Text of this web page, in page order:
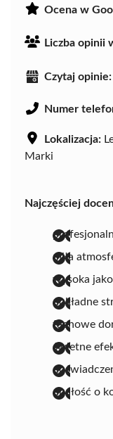
Ocena w
Liczba opinii
Czytaj opinie:
Numer
Lokalizacja:
Marki
Najczęściej
miła
wysoka
dokładne
fachowe
świetne
dbałość o